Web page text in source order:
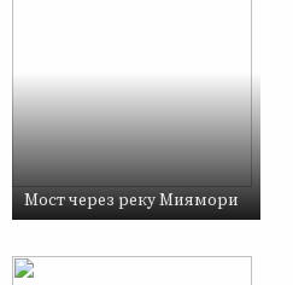
Мост через реку Миямори